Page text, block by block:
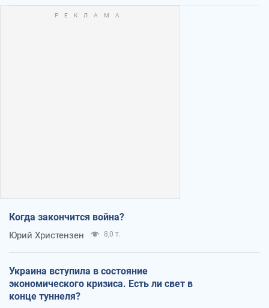
Когда закончится война?
Юрий Христензен 8,0 т.
Украина вступила в состояние
экономического кризиса. Есть ли свет в
конце туннеля?